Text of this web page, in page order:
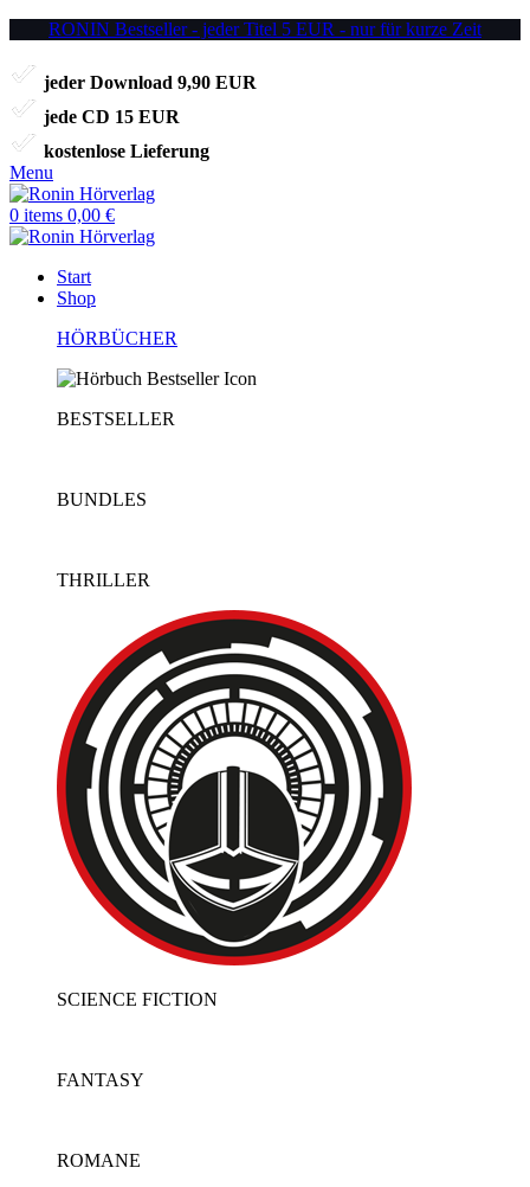
RONIN Bestseller - jeder Titel 5 EUR - nur für kurze Zeit
jeder Download 9,90 EUR
jede CD 15 EUR
kostenlose Lieferung
Menu
0 items 0,00 €
Start
Shop
HÖRBÜCHER
BESTSELLER
BUNDLES
THRILLER
SCIENCE FICTION
FANTASY
ROMANE